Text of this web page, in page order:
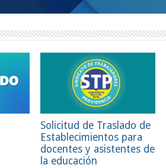
Solicitud de Traslado de
Establecimientos para
docentes y asistentes de
la educación